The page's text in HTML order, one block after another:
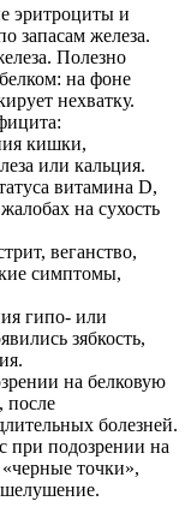
эритроциты и
запасам железа.
Полезно
на фоне
нехватку.
кишки,
или кальция.
витамина D,
на сухость
веганство,
симптомы,
гипо‑ или
зябкость,
на белковую
после
болезней.
при подозрении на
точки»,